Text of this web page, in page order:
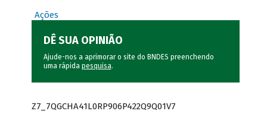
Ações
DÊ SUA OPINIÃO
Ajude-nos a aprimorar o site do BNDES preenchendo
uma rápida pesquisa.
Z7_7QGCHA41L0RP906P422Q9Q01V7